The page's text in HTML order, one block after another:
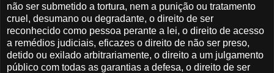
não ser submetido a tortura, nem a punição ou tratamento
cruel, desumano ou degradante, o direito de ser
reconhecido como pessoa perante a lei, o direito de acesso
a remédios judiciais, eficazes o direito de não ser preso,
detido ou exilado arbitrariamente, o direito a um julgamento
público com todas as garantias a defesa, o direito de ser